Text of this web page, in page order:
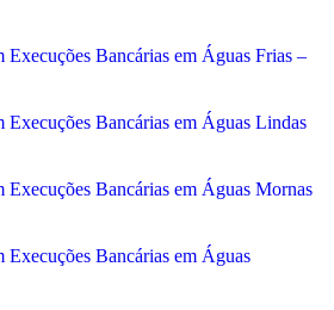
Bancárias em Águas Frias –
Bancárias em Águas Lindas
Bancárias em Águas Mornas
Bancárias em Águas